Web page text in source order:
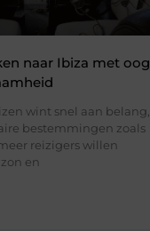
naar Ibiza met oog
wint snel aan belang,
bestemmingen zoals
reizigers willen
en